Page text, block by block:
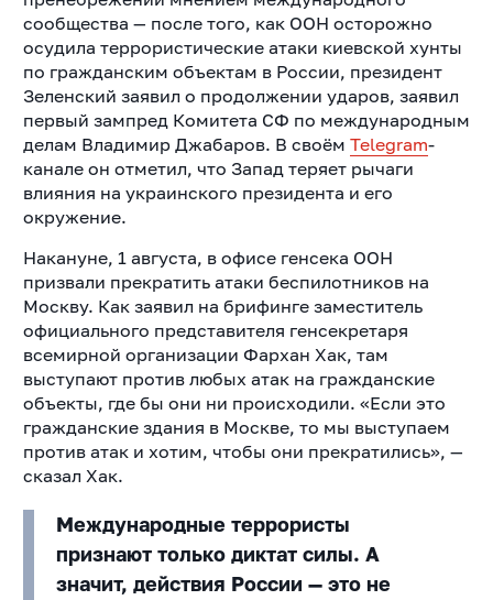
сообщества — после того, как ООН осторожно
осудила террористические атаки киевской хунты
по гражданским объектам в России, президент
Зеленский заявил о продолжении ударов, заявил
первый зампред Комитета СФ по международным
делам Владимир Джабаров. В своём Telegram-
канале он отметил, что Запад теряет рычаги
влияния на украинского президента и его
окружение.
Накануне, 1 августа, в офисе генсека ООН
призвали прекратить атаки беспилотников на
Москву. Как заявил на брифинге заместитель
официального представителя генсекретаря
всемирной организации Фархан Хак, там
выступают против любых атак на гражданские
объекты, где бы они ни происходили. «Если это
гражданские здания в Москве, то мы выступаем
против атак и хотим, чтобы они прекратились», —
сказал Хак.
Международные террористы
признают только диктат силы. А
значит, действия России — это не